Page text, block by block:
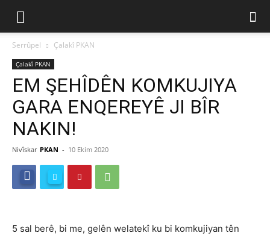
Serrûpel Çalakî PKAN
Çalakî PKAN
EM ŞEHÎDÊN KOMKUJIYA
GARA ENQEREYÊ JI BÎR
NAKIN!
Nivîskar PKAN - 10 Ekim 2020
5 sal berê, bi me, gelên welatekî ku bi komkujiyan tên